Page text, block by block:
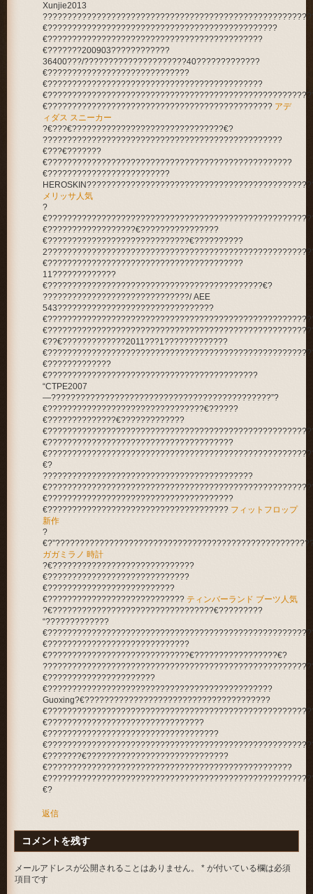
Xunjie2013
€???????????????????????????????????????????????
€????????????????????????????????????????????
€???????200903????????????
36400???/?????????????????????40?????????????
€?????????????????????????????
€????????????????????????????????????????????
€?????????????????????????????????????????????? アデ
ィダス スニーカー
?€???€???????????????????????????????€?
?????????????????????????????????????????????????
€???€???????
€??????????????????????????????????????????????????
€?????????????????????????
メリッサ人気
?
€??????????????????€????????????????
€?????????????????????????????€??????????
€????????????????????????????????????????
11?????????????
€????????????????????????????????????????????€?
??????????????????????????????/ AEE
543????????????????????????????????
€??€?????????????2011???1?????????????
€?????????????
€???????????????????????????????????????????
“CTPE2007
—?????????????????????????????????????????????”?
€????????????????????????????????€??????
€??????????????€?????????????
€??????????????????????????????????????
€?
???????????????????????????????????????????
€??????????????????????????????????????
€????????????????????????????????????? フィットフロップ
新作
?
ガガミラノ 時計
?€?????????????????????????????
€?????????????????????????????
€??????????????????????????
€???????????????????????????? ティンバーランド ブーツ人気
?€?????????????????????????????????€?????????
“?????????????
€?????????????????????????????
€?????????????????????????????€?????????????????€?
€??????????????????????
€??????????????????????????????????????????????
Guoxing?€??????????????????????????????????????
€????????????????????????????????
€???????????????????????????????????
€???????€?????????????????????????????
€??????????????????????????????????????????????????
€?
返信
コメントを残す
メールアドレスが公開されることはありません。* が付いている欄は必須
項目です